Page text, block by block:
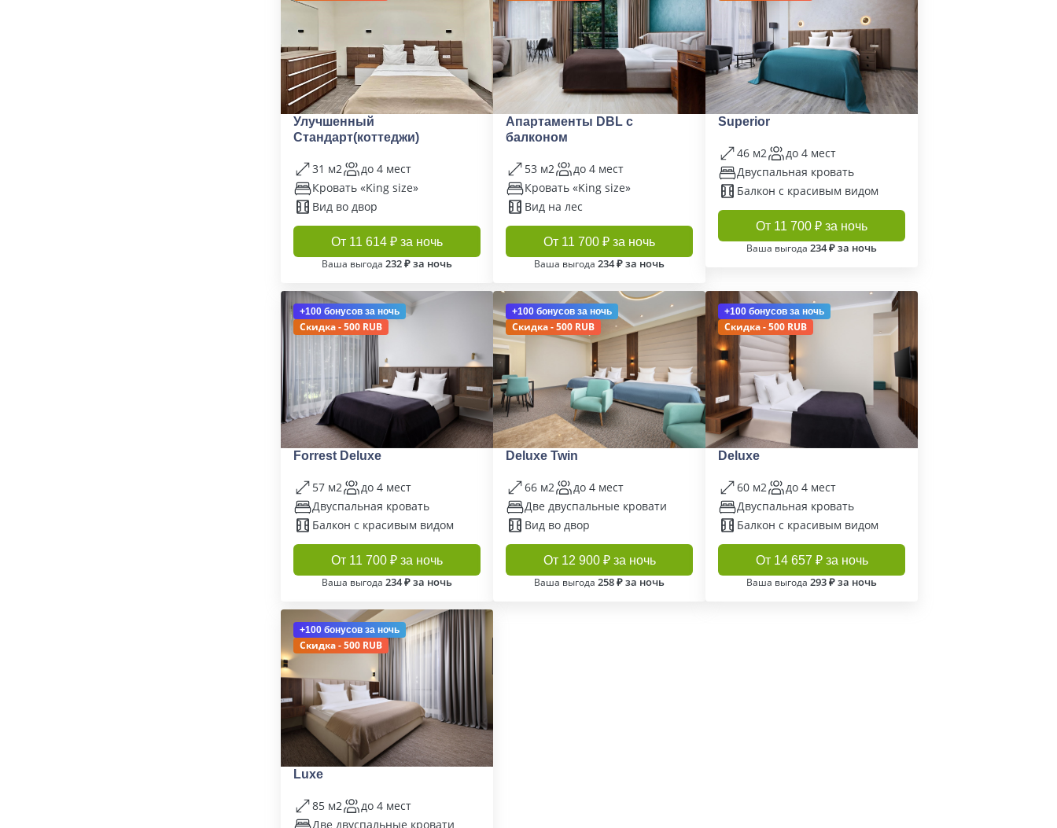
Улучшенный
Стандарт(коттеджи)
31 м2
до 4 мест
Кровать «King size»
Вид во двор
От 11 614 ₽ за ночь
Ваша выгода 232 ₽ за ночь
Апартаменты DBL с
балконом
53 м2
до 4 мест
Кровать «King size»
Вид на лес
От 11 700 ₽ за ночь
Ваша выгода 234 ₽ за ночь
Superior
46 м2
до 4 мест
Двуспальная кровать
Балкон с красивым видом
От 11 700 ₽ за ночь
Ваша выгода 234 ₽ за ночь
+100 бонусов за ночь
Скидка - 500 RUB
Forrest Deluxe
57 м2
до 4 мест
Двуспальная кровать
Балкон с красивым видом
От 11 700 ₽ за ночь
Ваша выгода 234 ₽ за ночь
+100 бонусов за ночь
Скидка - 500 RUB
Deluxe Twin
66 м2
до 4 мест
Две двуспальные кровати
Вид во двор
От 12 900 ₽ за ночь
Ваша выгода 258 ₽ за ночь
+100 бонусов за ночь
Скидка - 500 RUB
Deluxe
60 м2
до 4 мест
Двуспальная кровать
Балкон с красивым видом
От 14 657 ₽ за ночь
Ваша выгода 293 ₽ за ночь
+100 бонусов за ночь
Скидка - 500 RUB
Luxe
85 м2
до 4 мест
Две двуспальные кровати